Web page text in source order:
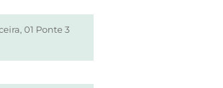
01 Ponte 3